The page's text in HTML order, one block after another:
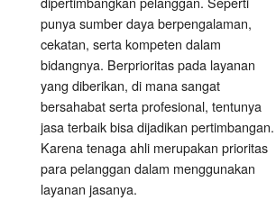
punya sumber daya berpengalaman,
cekatan, serta kompeten dalam
bidangnya. Berprioritas pada layanan
yang diberikan, di mana sangat
bersahabat serta profesional, tentunya
jasa terbaik bisa dijadikan pertimbangan.
Karena tenaga ahli merupakan prioritas
para pelanggan dalam menggunakan
layanan jasanya.